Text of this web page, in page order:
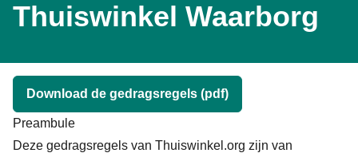
Thuiswinkel Waarborg
Download de gedragsregels (pdf)
Preambule
Deze gedragsregels van Thuiswinkel.org zijn van